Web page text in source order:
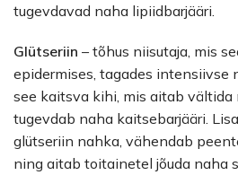
tugevdavad naha lipiidbarjääri.
Glütseriin – tõhus niisutaja, mis
epidermises, tagades intensiivse
see kaitsva kihi, mis aitab vältida
tugevdab naha kaitsebarjääri.
glütseriin nahka, vähendab
ning aitab toitainetel jõuda naha